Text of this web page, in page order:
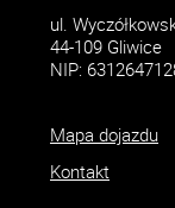
ul.
44-109 Gliwice
NIP:
Mapa dojazdu
Kontakt